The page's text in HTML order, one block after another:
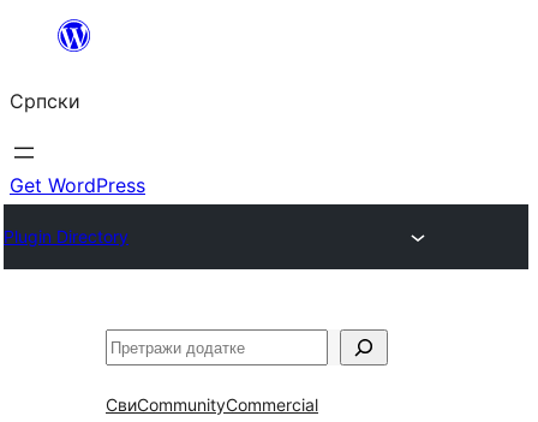
Скочи
садржај
Српски
Get WordPress
Plugin Directory
Претрага
СвиCommunityCommercial